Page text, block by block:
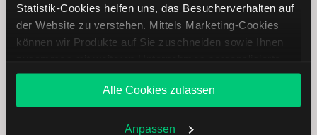
Statistik-Cookies helfen uns, das Besucherverhalten auf
der Website zu verstehen. Mittels Marketing-Cookies
können wir Produkte auf Sie zuschneiden sowie Ihnen
Angebote unterbreiten. Sie entscheiden, welche Cookies
Sie zulassen oder ablehnen. Ihre Entscheidung können
Sie jederzeit in denCookie-Einstellungenändern.
Weitere Infos auch in unsererDatenschutzerklärung
Alle Cookies zulassen
Anpassen
Newslettern